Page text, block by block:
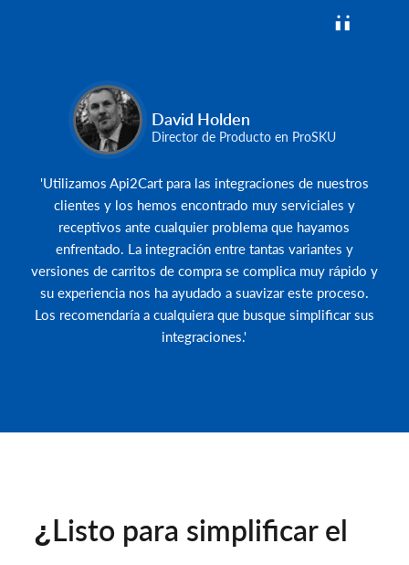
David Holden
Director de Producto en ProSKU
'Utilizamos Api2Cart para las integraciones de nuestros
clientes y los hemos encontrado muy serviciales y
receptivos ante cualquier problema que hayamos
enfrentado. La integración entre tantas variantes y
versiones de carritos de compra se complica muy rápido y
su experiencia nos ha ayudado a suavizar este proceso.
Los recomendaría a cualquiera que busque simplificar sus
integraciones.'
¿Listo para simplificar el